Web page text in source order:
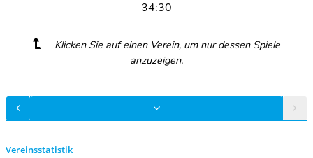
34:30
Klicken Sie auf einen Verein, um nur dessen Spiele
anzuzeigen.
Vereinsstatistik